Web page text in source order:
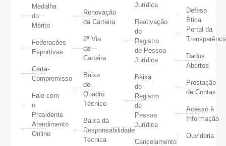
Medalha
do
Mérito
Federações
Esportivas
Carta-
Compromisso
Fale com
o
Presidente
Atendimento
Online
Renovação
da Carteira
2ª Via
da
Carteira
Baixa
do
Quadro
Técnico
Baixa da
Responsabilidade
Técnica
Jurídica
Reativação
do
Registro
de Pessoa
Jurídica
Baixa
do
Registro
de
Pessoa
Jurídica
Cancelamento
Defesa
Ética
Portal da
Dados
Abertos
Prestação
de Contas
Acesso à
Informação
Ouvidoria